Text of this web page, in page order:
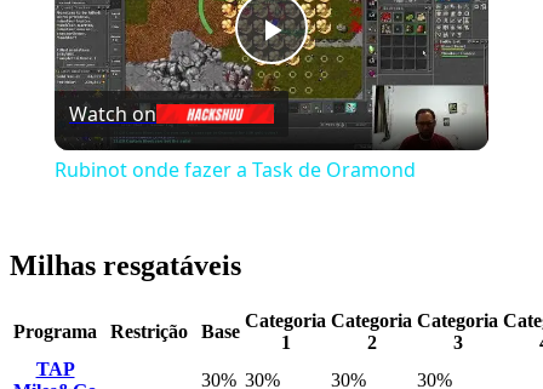
Play
Video
Watch on
Rubinot onde fazer a Task de Oramond
Milhas resgatáveis
Programa Restrição Base
Categoria
1
Categoria
2
Categoria
3
TAP
30% 30% 30% 30%